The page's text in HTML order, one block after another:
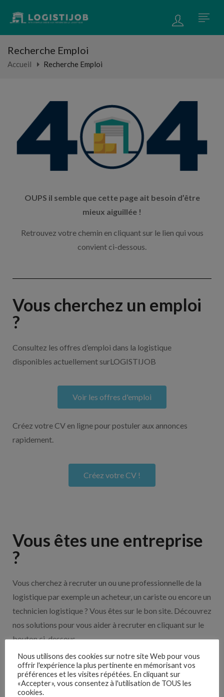
Recherche Emploi
Accueil Recherche Emploi
OUPS il semble que cette page ait besoin d’être
mieux aiguillée !
Retrouvez votre chemin en cliquant sur le lien qui vous
convient ci-dessous.
Vous cherchez un emploi
?
Consultez les offres d’emploi dans la logistique
disponibles actuellement surLOGISTIJOB
Voir les offres d'emploi
Créez votre CV en ligne pour postuler aux annonces
rapidement.
Créez votre CV !
Vous êtes une entreprise
?
Vous cherchez à recruter un ou une professionnelle de la
logistique par exemple un acheteur, un cariste ou encore un
technicien logistique ? Vous êtes sur le bon site. Découvrez
nos solutions pour vous aider à recruter en cliquant sur le
bouton ci-dessous.
Nos solutions entreprises
Nous utilisons des cookies sur notre site Web pour vous
offrir l'expérience la plus pertinente en mémorisant vos
préférences et les visites répétées. En cliquant sur
«Accepter», vous consentez à l'utilisation de TOUS les
cookies.